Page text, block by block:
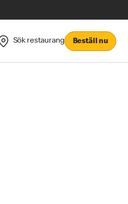
Sök restaurang Beställ nu